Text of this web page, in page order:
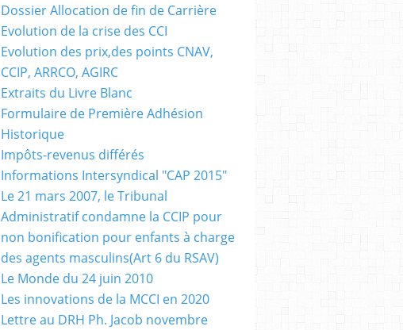
Dossier Allocation de fin de Carrière
Evolution de la crise des CCI
Evolution des prix,des points CNAV,
CCIP, ARRCO, AGIRC
Extraits du Livre Blanc
Formulaire de Première Adhésion
Historique
Impôts-revenus différés
Informations Intersyndical "CAP 2015"
Le 21 mars 2007, le Tribunal
Administratif condamne la CCIP pour
non bonification pour enfants à charge
des agents masculins(Art 6 du RSAV)
Le Monde du 24 juin 2010
Les innovations de la MCCI en 2020
Lettre au DRH Ph. Jacob novembre